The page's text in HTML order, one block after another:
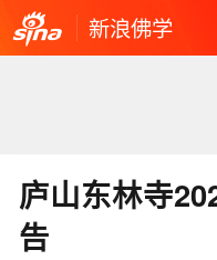
新浪佛学
庐山东林寺
告